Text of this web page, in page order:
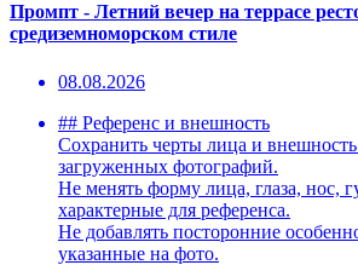
Промпт - Летний вечер на террасе
средиземноморском стиле
08.08.2026
## Референс и внешность
Сохранить черты лица и
загруженных фотографий.
Не менять форму лица, глаза, нос,
характерные для референса.
Не добавлять посторонние
указанные на фото.